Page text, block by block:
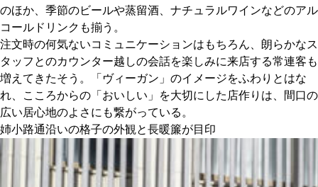
のほか、季節のビールや蒸留酒、ナチュラルワインなどのアル
コールドリンクも揃う。
注文時の何気ないコミュニケーションはもちろん、朗らかなス
タッフとのカウンター越しの会話を楽しみに来店する常連客も
増えてきたそう。「ヴィーガン」のイメージをふわりとはな
れ、こころからの「おいしい」を大切にした店作りは、間口の
広い居心地のよさにも繋がっている。
姉小路通沿いの格子の外観と長暖簾が目印